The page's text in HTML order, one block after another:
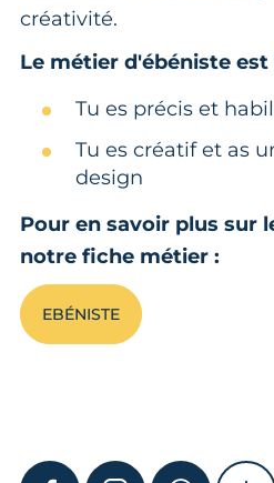
créativité.
Le métier d'ébéniste
Tu es précis et
Tu es créatif et as
design
Pour en savoir plus sur
notre fiche métier :
EBÉNISTE